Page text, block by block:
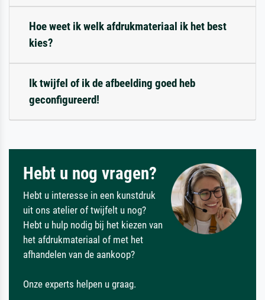
Hoe weet ik welk afdrukmateriaal ik het best
kies?
Ik twijfel of ik de afbeelding goed heb
geconfigureerd!
Hebt u nog vragen?
Hebt u interesse in een kunstdruk
uit ons atelier of twijfelt u nog?
Hebt u hulp nodig bij het kiezen van
het afdrukmateriaal of met het
afhandelen van de aankoop?
Onze experts helpen u graag.